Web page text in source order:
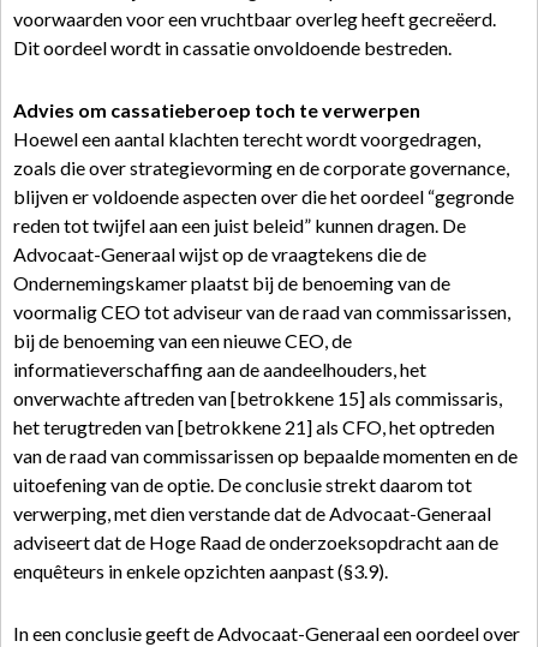
voorwaarden voor een vruchtbaar overleg heeft gecreëerd.
Dit oordeel wordt in cassatie onvoldoende bestreden.
Advies om cassatieberoep toch te verwerpen
Hoewel een aantal klachten terecht wordt voorgedragen,
zoals die over strategievorming en de corporate governance,
blijven er voldoende aspecten over die het oordeel “gegronde
reden tot twijfel aan een juist beleid” kunnen dragen. De
Advocaat-Generaal wijst op de vraagtekens die de
Ondernemingskamer plaatst bij de benoeming van de
voormalig CEO tot adviseur van de raad van commissarissen,
bij de benoeming van een nieuwe CEO, de
informatieverschaffing aan de aandeelhouders, het
onverwachte aftreden van [betrokkene 15] als commissaris,
het terugtreden van [betrokkene 21] als CFO, het optreden
van de raad van commissarissen op bepaalde momenten en de
uitoefening van de optie. De conclusie strekt daarom tot
verwerping, met dien verstande dat de Advocaat-Generaal
adviseert dat de Hoge Raad de onderzoeksopdracht aan de
enquêteurs in enkele opzichten aanpast (§3.9).
In een conclusie geeft de Advocaat-Generaal een oordeel over